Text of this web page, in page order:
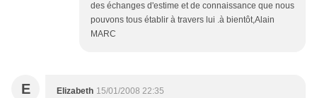
des échanges d'estime et de connaissance que nous
pouvons tous établir à travers lui .à bientôt,Alain
MARC
E Elizabeth 15/01/2008 22:35